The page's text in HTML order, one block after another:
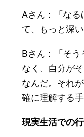
Aさん：「なる
て、もっと深
Bさん：「そう
なく、自分が
なんだ。それ
確に理解する
現実生活での